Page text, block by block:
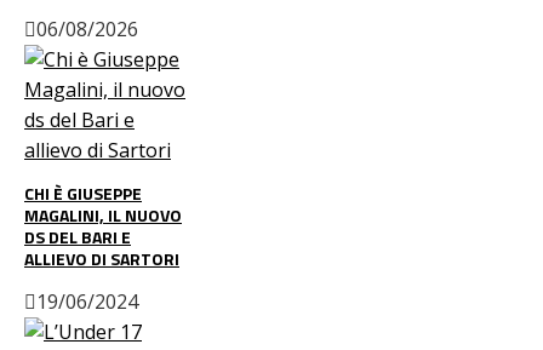
06/08/2026
CHI È GIUSEPPE
MAGALINI, IL NUOVO
DS DEL BARI E
ALLIEVO DI SARTORI
19/06/2024